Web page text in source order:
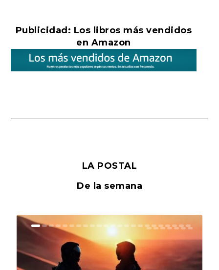
Publicidad: Los libros más vendidos
en Amazon
LA POSTAL
De la semana